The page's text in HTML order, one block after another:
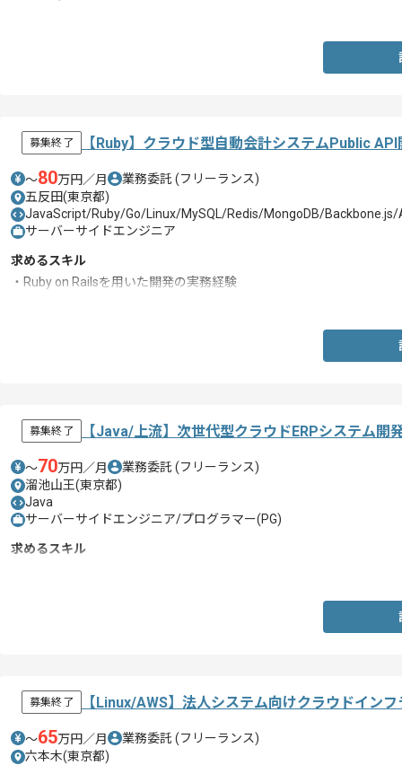
募集終了 【Ruby】クラウド型自動会計システムPublic
〜80万円／月 業務委託 (フリーランス)
五反田(東京都)
JavaScript/Ruby/Go/Linux/MySQL/Redis/MongoDB/Backbone.js/
サーバーサイドエンジニア
求めるスキル
・Ruby on Railsを用いた開発の実務経験
募集終了 【Java/上流】次世代型クラウドERPシステム開
〜70万円／月 業務委託 (フリーランス)
溜池山王(東京都)
Java
サーバーサイドエンジニア/プログラマー(PG)
求めるスキル
募集終了 【Linux/AWS】法人システム向けクラウドイン
〜65万円／月 業務委託 (フリーランス)
六本木(東京都)